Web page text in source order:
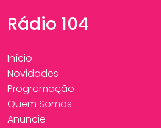
Rádio 104
Início
Novidades
Programação
Quem Somos
Anuncie